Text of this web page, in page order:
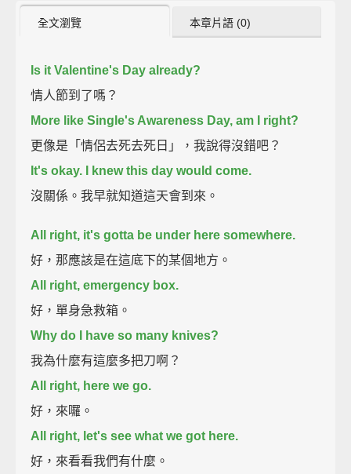
全文瀏覽 本章片語 (0)
Is it Valentine's Day already?
情人節到了嗎？
More like Single's Awareness Day, am I right?
更像是「情侶去死去死日」，我說得沒錯吧？
It's okay. I knew this day would come.
沒關係。我早就知道這天會到來。
All right, it's gotta be under here somewhere.
好，那應該是在這底下的某個地方。
All right, emergency box.
好，單身急救箱。
Why do I have so many knives?
我為什麼有這麼多把刀啊？
All right, here we go.
好，來囉。
All right, let's see what we got here.
好，來看看我們有什麼。